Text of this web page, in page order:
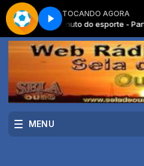
TOCANDO AGORA
Minuto do esporte - Parte 1
MENU